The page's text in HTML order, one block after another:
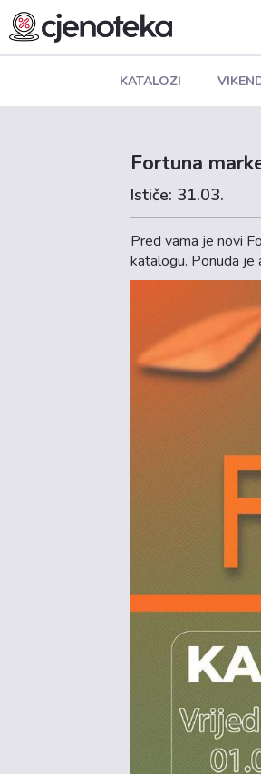
KATALOZI
Fortuna
Ističe: 31.03.
Pred vama je novi
katalogu. Ponuda